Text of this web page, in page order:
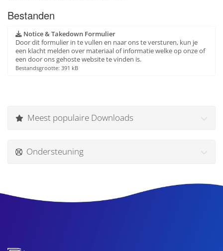
Bestanden
Notice & Takedown Formulier
Door dit formulier in te vullen en naar ons te versturen, kun je
een klacht melden over materiaal of informatie welke op onze of
een door ons gehoste website te vinden is.
Bestandsgrootte: 391 kB
Meest populaire Downloads
Ondersteuning